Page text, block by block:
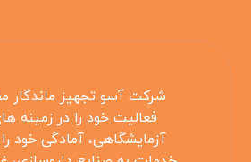
شرکت آسو تجهیز ماندگار
فعالیت خود را در زمینه
آزمایشگاهی، آمادگی خود